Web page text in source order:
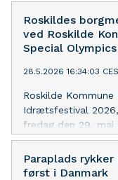
Roskildes
ved Roskilde
Special
28.5.2026 16:34:03
Roskilde
Idrætsfestival
fredag den 29. maj
Idrætscenter
eksisterende
gør inklusion synlig
Paraplads
først i Danmark